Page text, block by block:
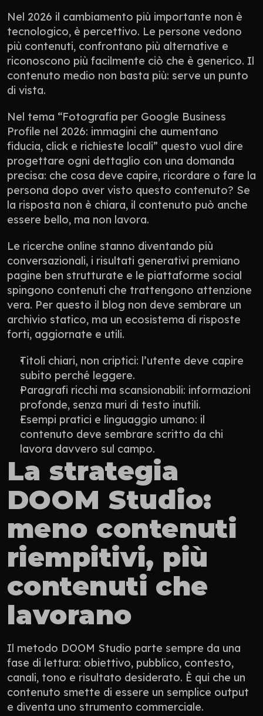
Nel 2026 il cambiamento più importante non è
tecnologico, è percettivo. Le persone vedono
più contenuti, confrontano più alternative e
riconoscono più facilmente ciò che è generico. Il
contenuto medio non basta più: serve un punto
di vista.
Nel tema “Fotografia per Google Business
Profile nel 2026: immagini che aumentano
fiducia, click e richieste locali” questo vuol dire
progettare ogni dettaglio con una domanda
precisa: che cosa deve capire, ricordare o fare la
persona dopo aver visto questo contenuto? Se
la risposta non è chiara, il contenuto può anche
essere bello, ma non lavora.
Le ricerche online stanno diventando più
conversazionali, i risultati generativi premiano
pagine ben strutturate e le piattaforme social
spingono contenuti che trattengono attenzione
vera. Per questo il blog non deve sembrare un
archivio statico, ma un ecosistema di risposte
forti, aggiornate e utili.
Titoli chiari, non criptici: l’utente deve capire
subito perché leggere.
Paragrafi ricchi ma scansionabili: informazioni
profonde, senza muri di testo inutili.
Esempi pratici e linguaggio umano: il
contenuto deve sembrare scritto da chi
lavora davvero sul campo.
La strategia
DOOM Studio:
meno contenuti
riempitivi, più
contenuti che
lavorano
Il metodo DOOM Studio parte sempre da una
fase di lettura: obiettivo, pubblico, contesto,
canali, tono e risultato desiderato. È qui che un
contenuto smette di essere un semplice output
e diventa uno strumento commerciale.